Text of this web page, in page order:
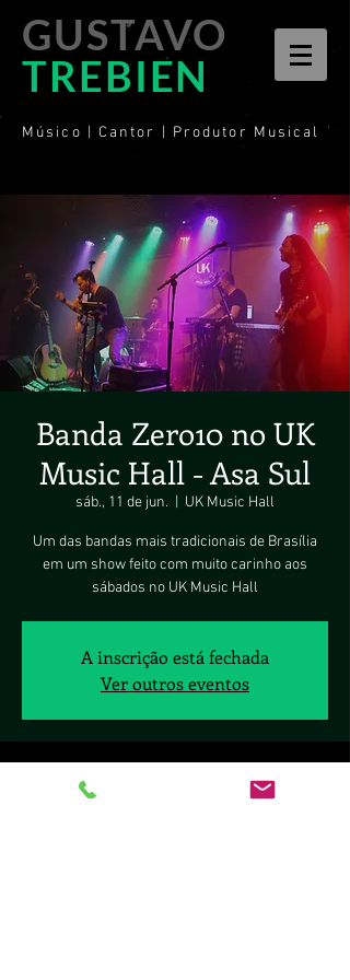
GUSTAVO
TREBIEN
Músico | Cantor | Produtor Musical
Banda Zero10 no UK
Music Hall - Asa Sul
sáb., 11 de jun. UK Music Hall
Um das bandas mais tradicionais de Brasília
em um show feito com muito carinho aos
sábados no UK Music Hall
A inscrição está fechada
Ver outros eventos
Horário e local